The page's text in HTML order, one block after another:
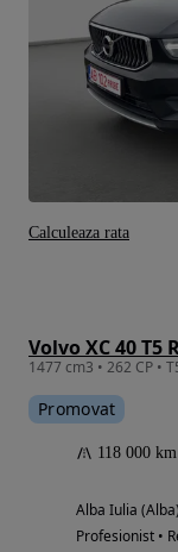
Promovat
118 000 km
Alba Iulia (Alba)
Profesionist •
Calculeaza rata